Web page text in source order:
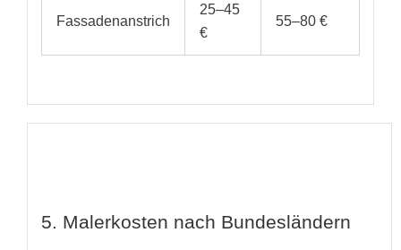
Fassadenanstrich
25–45
€
55–80 €
5. Malerkosten nach Bundesländern